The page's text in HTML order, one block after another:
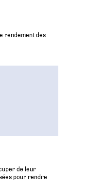
rendement des
de leur
pour rendre